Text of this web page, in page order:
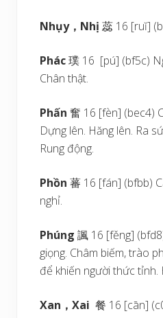
Nhụy， Nhị蕊 16 [ruĭ]
Phác璞 16 [pú] (bf5c)
Chân thật.
Phấn奮 16 [fèn] (bec4)
Dựng lên. Hăng lên. Ra
Rung động.
Phồn蕃 16 [fán] (bfbb)
nghỉ.
Phúng諷 16 [fěng]
giọng. Châm biếm, trào
để khiến người thức tỉnh.
Xan ，Xai 餐 16 [cān]